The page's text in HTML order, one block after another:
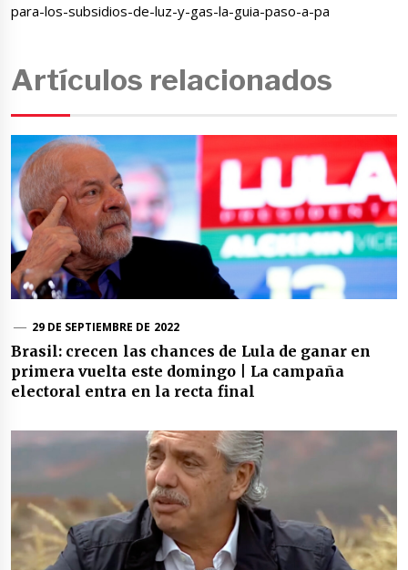
para-los-subsidios-de-luz-y-gas-la-guia-paso-a-pa
Artículos relacionados
29 DE SEPTIEMBRE DE 2022
Brasil: crecen las chances de Lula de ganar en
primera vuelta este domingo | La campaña
electoral entra en la recta final